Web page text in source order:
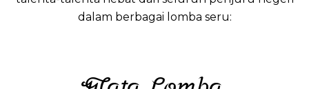
dalam berbagai lomba seru: